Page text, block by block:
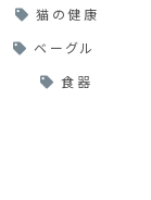
猫の健康
ベーグル
食器